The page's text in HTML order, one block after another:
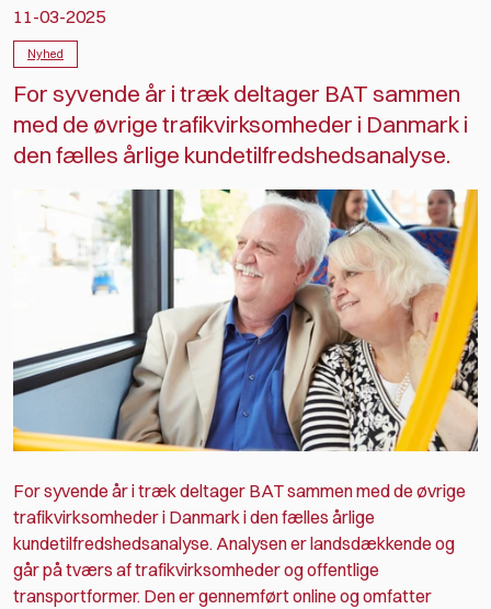
11-03-2025
Nyhed
For syvende år i træk deltager BAT sammen
med de øvrige trafikvirksomheder i Danmark i
den fælles årlige kundetilfredshedsanalyse.
For syvende år i træk deltager BAT sammen med de øvrige
trafikvirksomheder i Danmark i den fælles årlige
kundetilfredshedsanalyse. Analysen er landsdækkende og
går på tværs af trafikvirksomheder og offentlige
transportformer. Den er gennemført online og omfatter